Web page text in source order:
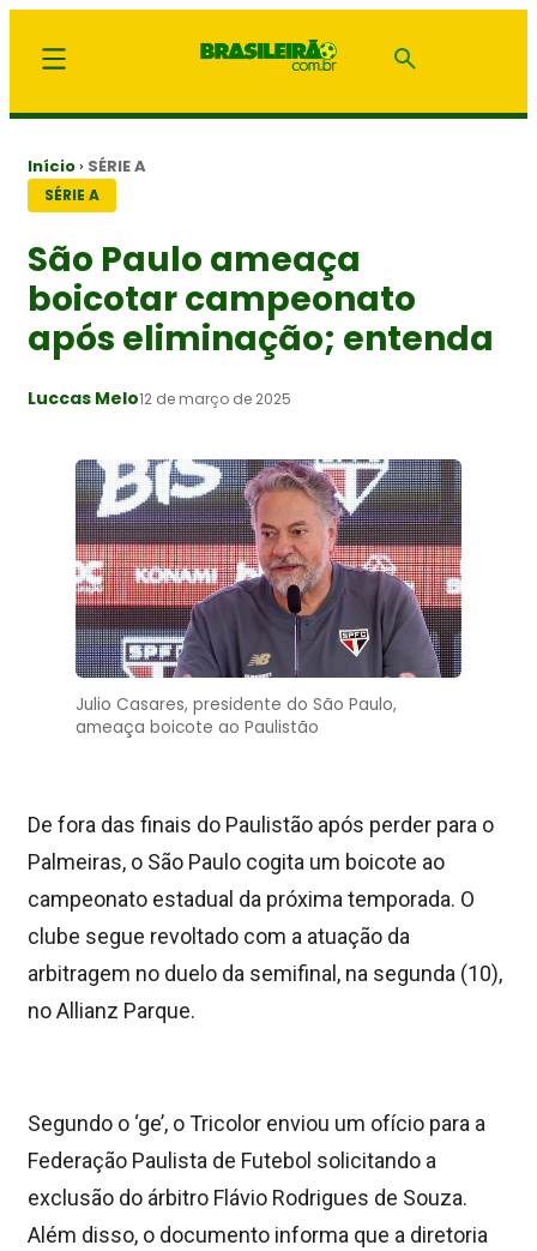
Início › SÉRIE A
SÉRIE A
São Paulo ameaça
boicotar campeonato
após eliminação; entenda
Luccas Melo12 de março de 2025
Julio Casares, presidente do São Paulo,
ameaça boicote ao Paulistão
De fora das finais do Paulistão após perder para o
Palmeiras, o São Paulo cogita um boicote ao
campeonato estadual da próxima temporada. O
clube segue revoltado com a atuação da
arbitragem no duelo da semifinal, na segunda (10),
no Allianz Parque.
Segundo o ‘ge’, o Tricolor enviou um ofício para a
Federação Paulista de Futebol solicitando a
exclusão do árbitro Flávio Rodrigues de Souza.
Além disso, o documento informa que a diretoria